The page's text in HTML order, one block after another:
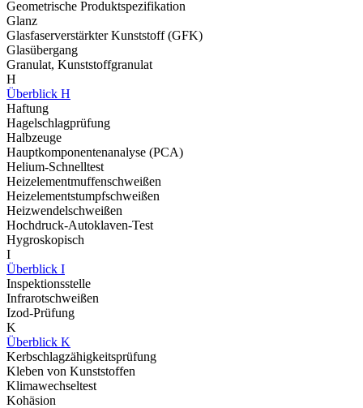
Geometrische Produktspezifikation
Glanz
Glasfaserverstärkter Kunststoff (GFK)
Glasübergang
Granulat, Kunststoffgranulat
H
Überblick H
Haftung
Hagelschlagprüfung
Halbzeuge
Hauptkomponentenanalyse (PCA)
Helium-Schnelltest
Heizelementmuffenschweißen
Heizelementstumpfschweißen
Heizwendelschweißen
Hochdruck-Autoklaven-Test
Hygroskopisch
I
Überblick I
Inspektionsstelle
Infrarotschweißen
Izod-Prüfung
K
Überblick K
Kerbschlagzähigkeitsprüfung
Kleben von Kunststoffen
Klimawechseltest
Kohäsion